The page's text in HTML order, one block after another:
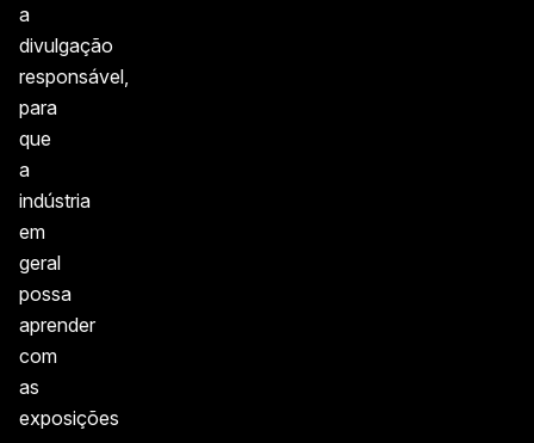
a
divulgação
responsável,
para
que
a
indústria
em
geral
possa
aprender
com
as
exposições